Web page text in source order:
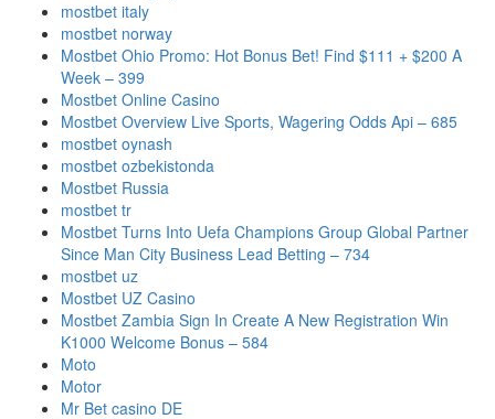
mostbet italy
mostbet norway
Mostbet Ohio Promo: Hot Bonus Bet! Find $111 + $200 A
Week – 399
Mostbet Online Casino
Mostbet Overview Live Sports, Wagering Odds Api – 685
mostbet oynash
mostbet ozbekistonda
Mostbet Russia
mostbet tr
Mostbet Turns Into Uefa Champions Group Global Partner
Since Man City Business Lead Betting – 734
mostbet uz
Mostbet UZ Casino
Mostbet Zambia Sign In Create A New Registration Win
K1000 Welcome Bonus – 584
Moto
Motor
Mr Bet casino DE